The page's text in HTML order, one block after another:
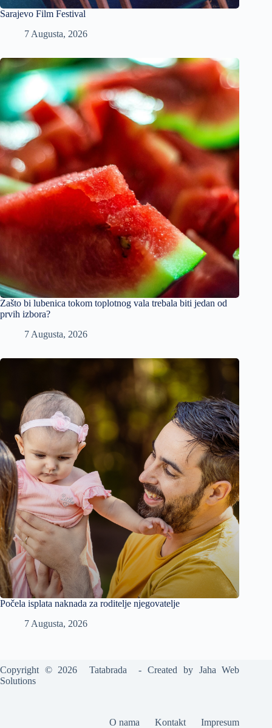
Sarajevo Film Festival
7 Augusta, 2026
Zašto bi lubenica tokom toplotnog vala trebala biti jedan od
prvih izbora?
7 Augusta, 2026
Počela isplata naknada za roditelje njegovatelje
7 Augusta, 2026
Copyright © 2026 Tatabrada - Created by Jaha Web
Solutions
O nama Kontakt Impresum